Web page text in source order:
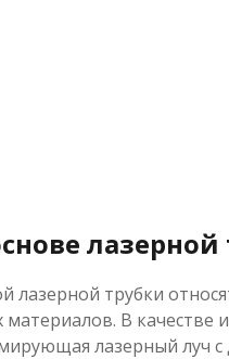
лазерной
лазерной трубки
В качестве
лазерный луч